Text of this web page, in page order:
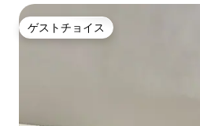
ゲストチョイス
ゲストチョイス